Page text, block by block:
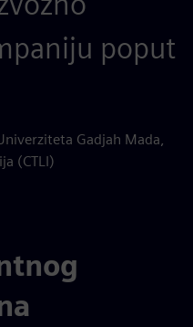
poput
Gadjah Mada,
(CTLI)